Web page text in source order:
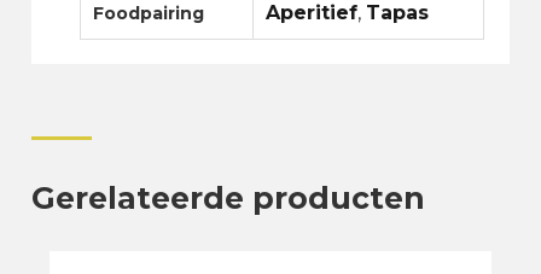
Foodpairing Aperitief, Tapas
Gerelateerde producten